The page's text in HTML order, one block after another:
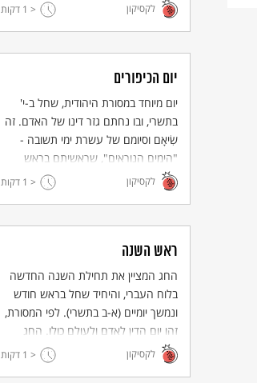
תרנגולות), כנראה בהשפעת הסביבה
הנוכרית. ובימינו רבים מקיימים את
צדקה.
לקסיקון < 1 דקות
יום הכיפורים
יום מיוחד במסורת היהודית, שחל ב-י'
בתשרי, ובו נחתם גזר דינו של האדם. זה
שִׂיאָם וסיומם של עשרת ימי תשובה -
"הימים הנוראים", שראשיתם בראש
השנה. עיקרו - צום ו"עינוי הנפש", ובכך
הוא גם נבדל מכל החגים האחרים. את
תקווה למחילה ולהתחלה חדשה.
לקסיקון < 1 דקות
ראש השנה
החג המציין את תחילת השנה החדשה
בלוח העברי, והיחיד שחל בראש חודש
ונמשך יומיים (א-ב בתשרי). לפי המסורת,
זהו יום הדין לאדם ולעולם כולו. החג
נקרא בתורה "יום תרועה", "זיכרון
תרועה" - לציון המצווה המיוחדת לו:
לקסיקון < 1 דקות